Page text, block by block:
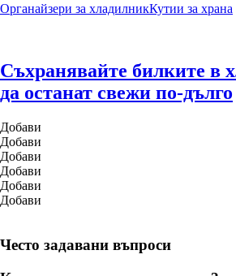
Органайзери за хладилникКутии за храна
Съхранявайте билките в
да останат свежи по-дълго
Добави
Добави
Добави
Добави
Добави
Добави
Често задавани въпроси